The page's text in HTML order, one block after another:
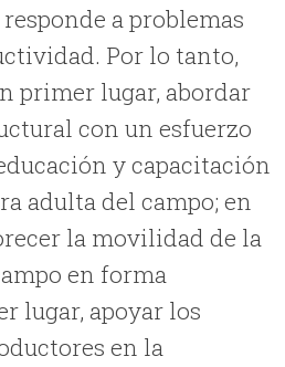
a problemas
Por lo tanto,
primer lugar, abordar
con un esfuerzo
y capacitación
adulta del campo; en
la movilidad de la
en forma
lugar, apoyar los
en la